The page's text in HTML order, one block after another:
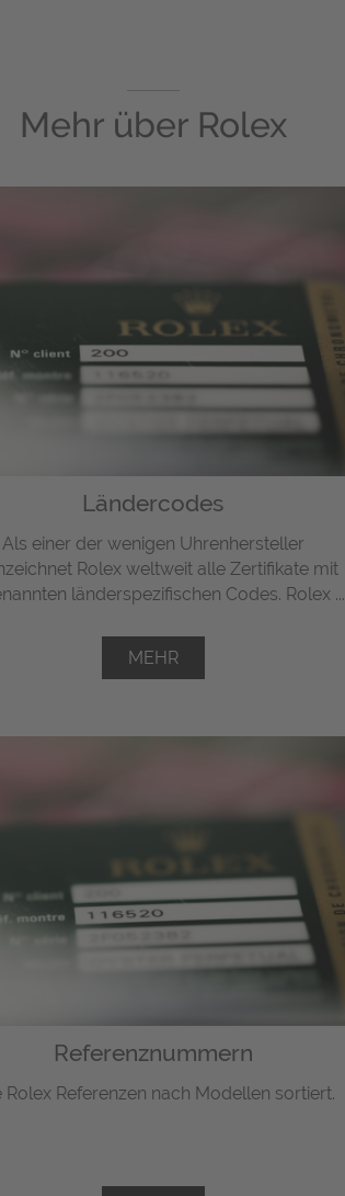
Mehr über Rolex
Ländercodes
Als einer der wenigen Uhrenhersteller
Rolex weltweit alle Zertifikate mit
länderspezifischen Codes. Rolex ...
MEHR
Referenznummern
Rolex Referenzen nach Modellen sortiert.